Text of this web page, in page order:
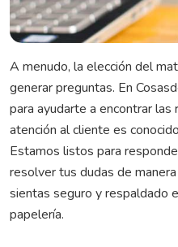
A menudo, la elección del
generar preguntas. En
para ayudarte a encontrar
atención al cliente es
Estamos listos para
resolver tus dudas de
sientas seguro y respaldado
papelería.